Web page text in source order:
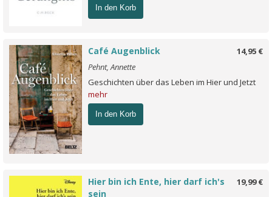
In den Korb
14,95 €
Café Augenblick
Pehnt, Annette
Geschichten über das Leben im Hier und Jetzt
mehr
In den Korb
19,99 €
Hier bin ich Ente, hier darf ich's
sein